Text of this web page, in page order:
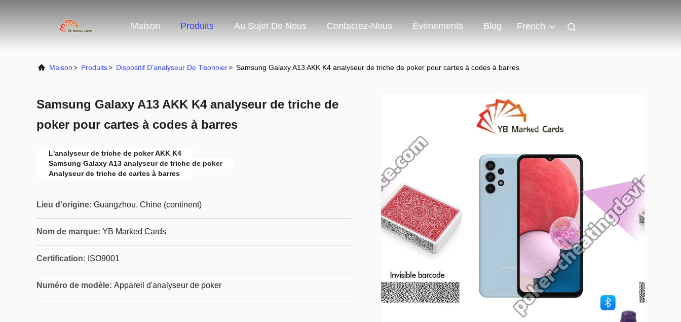
Maison Produits Au Sujet De Nous Contactez-Nous Événements Blog French
Maison> Produits> Dispositif D'analyseur De Tisonnier> Samsung Galaxy A13 AKK K4 analyseur de triche de poker pour cartes à codes à barres
Samsung Galaxy A13 AKK K4 analyseur de triche de
poker pour cartes à codes à barres
L'analyseur de triche de poker AKK K4
Samsung Galaxy A13 analyseur de triche de poker
Analyseur de triche de cartes à barres
Lieu d'origine: Guangzhou, Chine (continent)
Nom de marque: YB Marked Cards
Certification: ISO9001
Numéro de modèle: Appareil d'analyseur de poker